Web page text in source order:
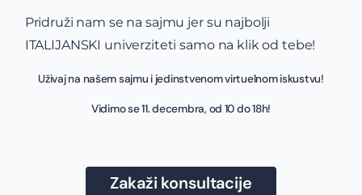
Pridruži nam se na sajmu jer su najbolji
ITALIJANSKI univerziteti samo na klik od tebe!
Uživaj na našem sajmu i jedinstvenom virtuelnom iskustvu!
Vidimo se 11. decembra, od 10 do 18h!
Zakaži konsultacije